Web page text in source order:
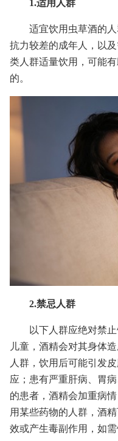
1.适用人群
适宜饮用虫草酒的
抗力较差的成年人，以
类人群适量饮用，可能
的。
2.禁忌人群
以下人群应绝对禁
儿童，酒精会对其身体
人群，饮用后可能引发
应；患有严重肝病、胃
的患者，酒精会加重病
用某些药物的人群，酒
效或产生毒副作用，如需